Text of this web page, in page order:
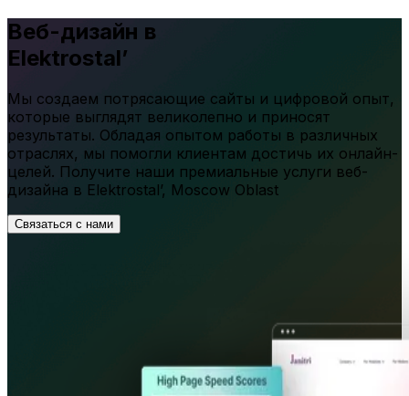
Веб-дизайн в
Elektrostal’
Мы создаем потрясающие сайты и цифровой опыт,
которые выглядят великолепно и приносят
результаты. Обладая опытом работы в различных
отраслях, мы помогли клиентам достичь их онлайн-
целей. Получите наши премиальные услуги веб-
дизайна в Elektrostal’, Moscow Oblast
Связаться с нами